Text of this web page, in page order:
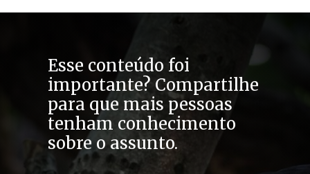
Esse conteúdo foi
importante? Compartilhe
para que mais pessoas
tenham conhecimento
sobre o assunto.